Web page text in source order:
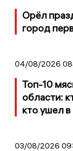
Орёл
город
04/08/2026
Топ-10
области:
кто ушел
03/08/2026